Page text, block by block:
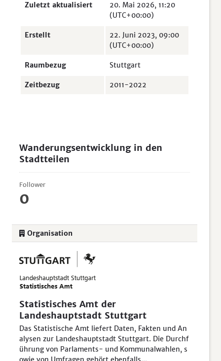
Wanderungsentwicklung in den
Stadtteilen
Follower
0
Organisation
Statistisches Amt der
Landeshauptstadt Stuttgart
Das Statistische Amt liefert Daten, Fakten und An
alysen zur Landeshauptstadt Stuttgart. Die Durchf
ührung von Parlaments- und Kommunalwahlen, s
Zuletzt aktualisiert
20. Mai 2026, 11:20
(UTC+00:00)
Erstellt
22. Juni 2023, 09:00
(UTC+00:00)
Raumbezug Stuttgart
Zeitbezug 2011-2022